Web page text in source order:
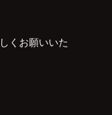
くお願いいた